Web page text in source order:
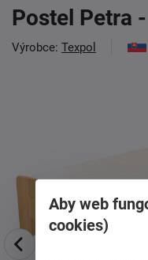
Postel Petra
Výrobce: Texpol
Aby web
cookies)